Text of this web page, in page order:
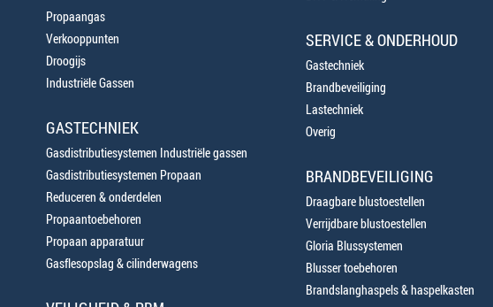
Propaangas
Verkooppunten
Droogijs
Industriële Gassen
GASTECHNIEK
Gasdistributiesystemen Industriële gassen
Gasdistributiesystemen Propaan
Reduceren & onderdelen
Propaantoebehoren
Propaan apparatuur
Gasflesopslag & cilinderwagens
SERVICE & ONDERHOUD
Gastechniek
Brandbeveiliging
Lastechniek
Overig
BRANDBEVEILIGING
Draagbare blustoestellen
Verrijdbare blustoestellen
Gloria Blussystemen
Blusser toebehoren
Brandslanghaspels & haspelkasten